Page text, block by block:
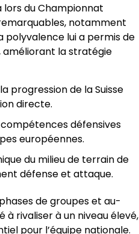
lors du Championnat
notamment
polyvalence lui a permis de
améliorant la stratégie
progression de la Suisse
directe.
défensives
européennes.
du milieu de terrain de
défense et attaque.
de groupes et au-
rivaliser à un niveau élevé,
pour l’équipe nationale.